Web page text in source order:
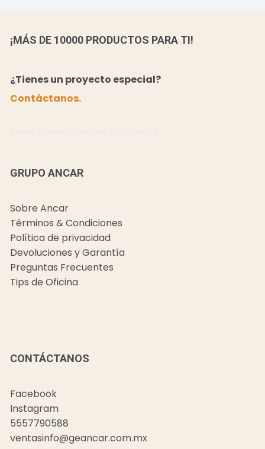
¡MÁS DE 10000 PRODUCTOS PARA TI!
¿Tienes un proyecto especial?
Contáctanos.
GRUPO ANCAR
Sobre Ancar
Términos & Condiciones
Política de privacidad
Devoluciones y Garantía
Preguntas Frecuentes
Tips de Oficina
CONTÁCTANOS
Facebook
Instagram
5557790588
ventasinfo@geancar.com.mx